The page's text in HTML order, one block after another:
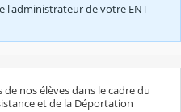
l'administrateur de votre ENT
nos élèves dans le cadre du
et de la Déportation